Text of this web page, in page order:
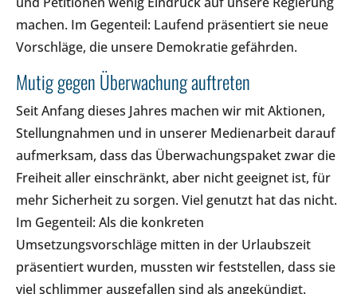
machen. Im Gegenteil: Laufend präsentiert sie neue
Vorschläge, die unsere Demokratie gefährden.
Mutig gegen Überwachung auftreten
Seit Anfang dieses Jahres machen wir mit Aktionen,
Stellungnahmen und in unserer Medienarbeit darauf
aufmerksam, dass das Überwachungspaket zwar die
Freiheit aller einschränkt, aber nicht geeignet ist, für
mehr Sicherheit zu sorgen. Viel genutzt hat das nicht.
Im Gegenteil: Als die konkreten
Umsetzungsvorschläge mitten in der Urlaubszeit
präsentiert wurden, mussten wir feststellen, dass sie
viel schlimmer ausgefallen sind als angekündigt.